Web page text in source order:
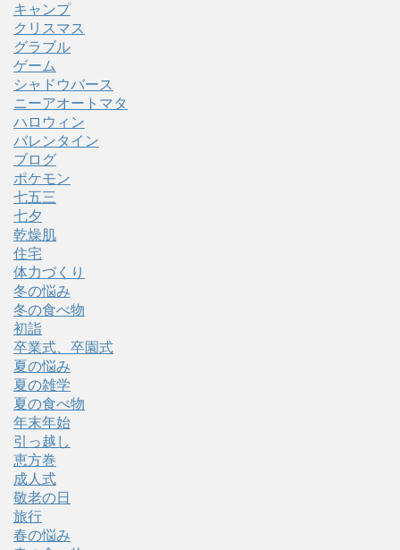
キャンプ
クリスマス
グラブル
ゲーム
シャドウバース
ニーアオートマタ
ハロウィン
バレンタイン
ブログ
ポケモン
七五三
七夕
乾燥肌
住宅
体力づくり
冬の悩み
冬の食べ物
初詣
卒業式、卒園式
夏の悩み
夏の雑学
夏の食べ物
年末年始
引っ越し
恵方巻
成人式
敬老の日
旅行
春の悩み